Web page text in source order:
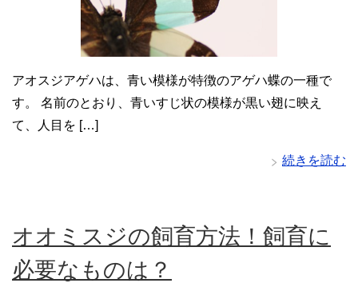
アオスジアゲハは、青い模様が特徴のアゲハ蝶の一種で
す。 名前のとおり、青いすじ状の模様が黒い翅に映え
て、人目を […]
続きを読む
オオミスジの飼育方法！飼育に
必要なものは？